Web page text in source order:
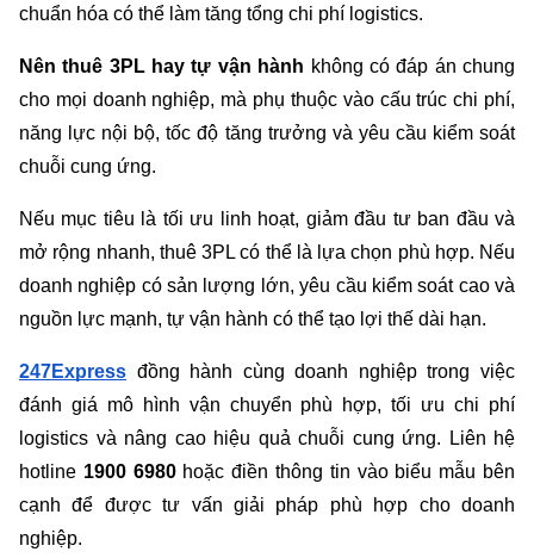
chuẩn hóa có thể làm tăng tổng chi phí logistics.
Nên thuê 3PL hay tự vận hành không có đáp án chung
cho mọi doanh nghiệp, mà phụ thuộc vào cấu trúc chi phí,
năng lực nội bộ, tốc độ tăng trưởng và yêu cầu kiểm soát
chuỗi cung ứng.
Nếu mục tiêu là tối ưu linh hoạt, giảm đầu tư ban đầu và
mở rộng nhanh, thuê 3PL có thể là lựa chọn phù hợp. Nếu
doanh nghiệp có sản lượng lớn, yêu cầu kiểm soát cao và
nguồn lực mạnh, tự vận hành có thể tạo lợi thế dài hạn.
247Express đồng hành cùng doanh nghiệp trong việc
đánh giá mô hình vận chuyển phù hợp, tối ưu chi phí
logistics và nâng cao hiệu quả chuỗi cung ứng. Liên hệ
hotline 1900 6980 hoặc điền thông tin vào biểu mẫu bên
cạnh để được tư vấn giải pháp phù hợp cho doanh
nghiệp.